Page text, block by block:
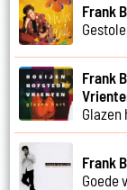
Frank
Frank
Glazen
Frank
Goede